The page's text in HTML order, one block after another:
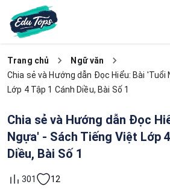
Trang chủ
Ngữ văn
Chia sẻ và Hướng dẫn Đọc Hiểu: Bài
Lớp 4 Tập 1 Cánh Diều, Bài Số 1
Chia sẻ và Hướng dẫn Đọc
Ngựa' - Sách Tiếng Việt Lớp
Diều, Bài Số 1
301 12